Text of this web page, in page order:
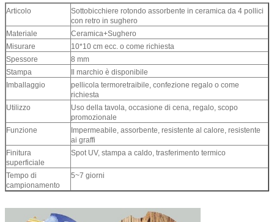
Articolo
Sottobicchiere rotondo assorbente in ceramica da 4 pollici
con retro in sughero
Materiale
Ceramica+Sughero
Misurare
10*10 cm ecc. o come richiesta
Spessore
8 mm
Stampa
Il marchio è disponibile
Imballaggio
pellicola termoretraibile, confezione regalo o come
richiesta
Utilizzo
Uso della tavola, occasione di cena, regalo, scopo
promozionale
Funzione
Impermeabile, assorbente, resistente al calore, resistente
ai graffi
Finitura
superficiale
Spot UV, stampa a caldo, trasferimento termico
Tempo di
campionamento
5~7 giorni